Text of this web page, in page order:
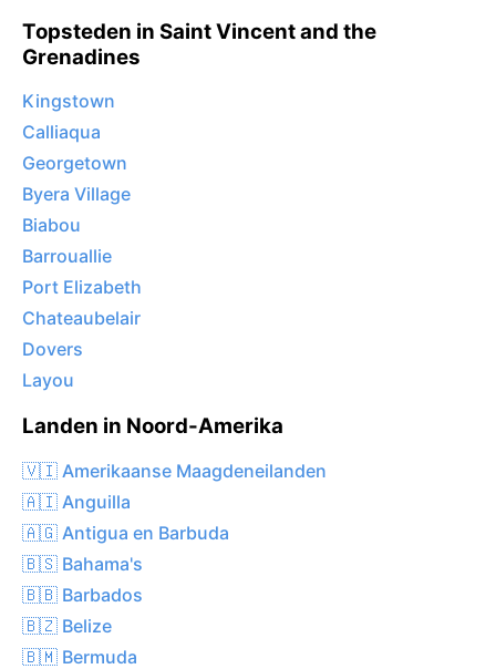
Topsteden in Saint Vincent and the
Grenadines
Kingstown
Calliaqua
Georgetown
Byera Village
Biabou
Barrouallie
Port Elizabeth
Chateaubelair
Dovers
Layou
Landen in Noord-Amerika
🇻🇮 Amerikaanse Maagdeneilanden
🇦🇮 Anguilla
🇦🇬 Antigua en Barbuda
🇧🇸 Bahama's
🇧🇧 Barbados
🇧🇿 Belize
🇧🇲 Bermuda